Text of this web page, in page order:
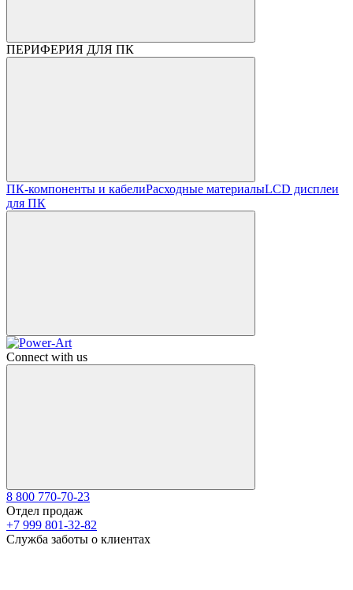
ПЕРИФЕРИЯ ДЛЯ ПК
ПК-компоненты и кабелиРасходные материалыLCD дисплеи
для ПК
Connect with us
8 800 770-70-23
Отдел продаж
+7 999 801-32-82
Служба заботы о клиентах